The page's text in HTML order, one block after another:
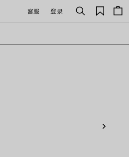
客服 登录
搜
索
保
存
品